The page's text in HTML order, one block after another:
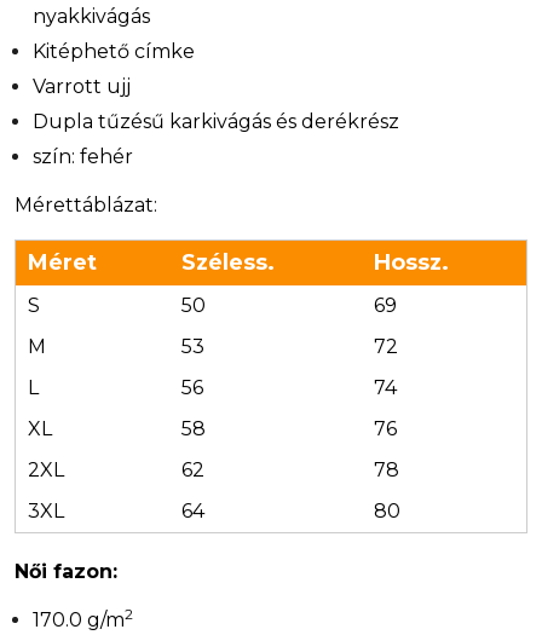
nyakkivágás
Kitéphető címke
Varrott ujj
Dupla tűzésű karkivágás és derékrész
szín: fehér
Mérettáblázat:
Méret Széless. Hossz.
S 50
69
M
53
72
L
56
74
XL
58
76
2XL
62
78
3XL
64 80
Női fazon:
170.0 g/m2